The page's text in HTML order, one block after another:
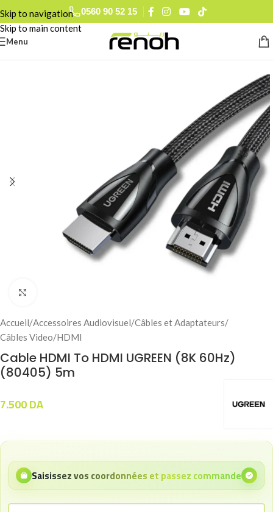
Skip to navigation
Skip to main content
0560 90 52 15
Menu
Accueil/Accessoires Audiovisuel/Câbles et Adaptateurs/
Câbles Video/HDMI
Cable HDMI To HDMI UGREEN (8K 60Hz)
(80405) 5m
7.500DA
Saisissez vos coordonnées et passez commande